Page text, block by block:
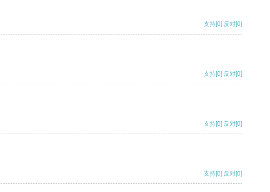
支持[0] 反对[0]
支持[0] 反对[0]
支持[0] 反对[0]
支持[0] 反对[0]